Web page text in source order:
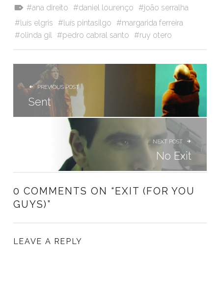
ana direito daniel lourenço
joão serralha
luís elgris
luís pintasilgo
margarida ferreira
olinda gil
pedro cabral santo ruy otero
NAVEGAÇÃO DE ARTIGOS
PREVIOUS POST
Sent
NEXT POST
No Exit
0 COMMENTS ON “EXIT (FOR YOU
GUYS)”
LEAVE A REPLY